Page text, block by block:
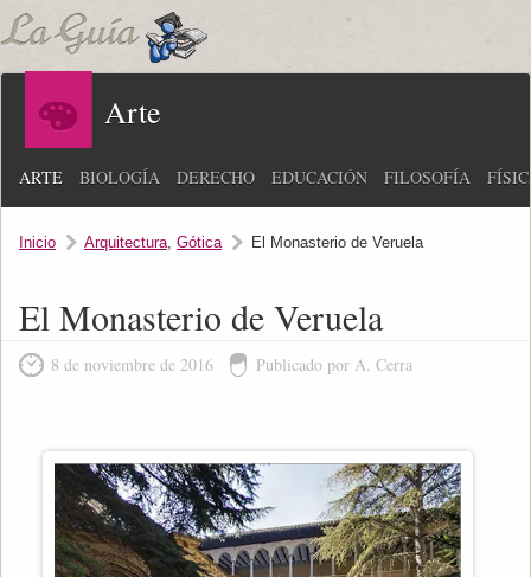
Arte
ARTE BIOLOGÍA DERECHO EDUCACIÓN FILOSOFÍA
Inicio Arquitectura, Gótica El Monasterio de Veruela
El Monasterio de Veruela
8 de noviembre de 2016 Publicado por A. Cerra